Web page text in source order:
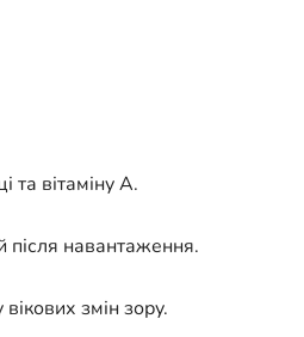
та вітаміну А.
навантаження.
змін зору.